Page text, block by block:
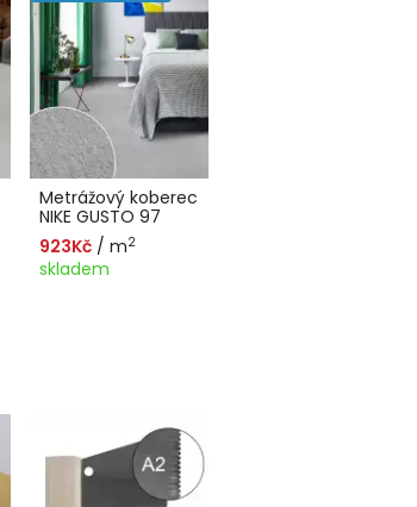
Metrážový koberec
NIKE GUSTO 97
923Kč / m2
skladem